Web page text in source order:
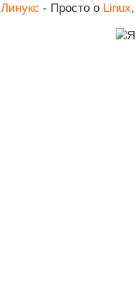
Линукс - Просто о Linux